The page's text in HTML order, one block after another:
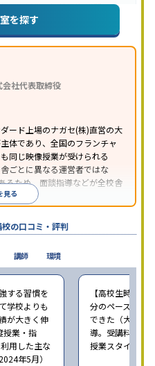
あり授業の振替可能学習に
用1科目から受講可能
校のアンケート調査方法を参照
を探す
会社代表取締役
ード上場のナガセ(株)直営の大
体であり、全国のフランチャ
同じ映像授業が受けられる
ごとに異なる運営者ではな
るため、面談指導などが全校舎
指導方針や校舎のルールが異
断するのではなく、担当者や
を確認すると良いだろう。
見る
の口コミ・評判
する習慣を
学校よりも
が大きく伸
授業・指
用した主な
年5月）
【高校生時の通
分のペースで進
できた（大学受
導。受講料は月
授業スタイル：
講師 環境